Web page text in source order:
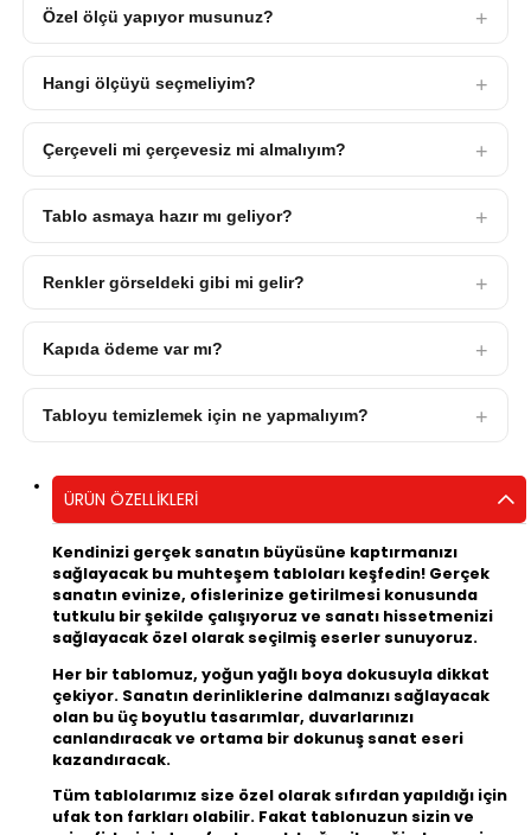
Özel ölçü yapıyor musunuz?
Hangi ölçüyü seçmeliyim?
Çerçeveli mi çerçevesiz mi almalıyım?
Tablo asmaya hazır mı geliyor?
Renkler görseldeki gibi mi gelir?
Kapıda ödeme var mı?
Tabloyu temizlemek için ne yapmalıyım?
ÜRÜN ÖZELLIKLERI
Kendinizi gerçek sanatın büyüsüne kaptırmanızı
sağlayacak bu muhteşem tabloları keşfedin! Gerçek
sanatın evinize, ofislerinize getirilmesi konusunda
tutkulu bir şekilde çalışıyoruz ve sanatı hissetmenizi
sağlayacak özel olarak seçilmiş eserler sunuyoruz.
Her bir tablomuz, yoğun yağlı boya dokusuyla dikkat
çekiyor. Sanatın derinliklerine dalmanızı sağlayacak
olan bu üç boyutlu tasarımlar, duvarlarınızı
canlandıracak ve ortama bir dokunuş sanat eseri
kazandıracak.
Tüm tablolarımız size özel olarak sıfırdan yapıldığı için
ufak ton farkları olabilir. Fakat tablonuzun sizin ve